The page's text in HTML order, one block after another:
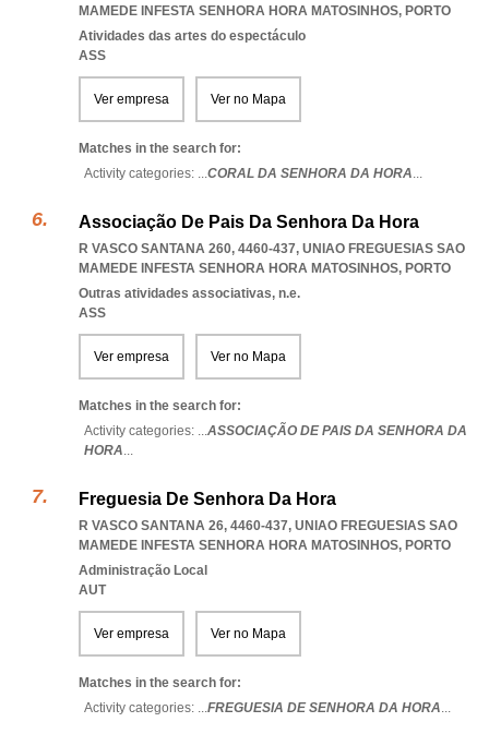
MAMEDE INFESTA SENHORA HORA MATOSINHOS, PORTO
Atividades das artes do espectáculo
ASS
Ver empresa Ver no Mapa
Matches in the search for:
Activity categories: ...CORAL DA SENHORA DA HORA...
Associação De Pais Da Senhora Da Hora
R VASCO SANTANA 260, 4460-437, UNIAO FREGUESIAS SAO
MAMEDE INFESTA SENHORA HORA MATOSINHOS, PORTO
Outras atividades associativas, n.e.
ASS
Ver empresa Ver no Mapa
Matches in the search for:
Activity categories: ...ASSOCIAÇÃO DE PAIS DA SENHORA DA
HORA...
Freguesia De Senhora Da Hora
R VASCO SANTANA 26, 4460-437, UNIAO FREGUESIAS SAO
MAMEDE INFESTA SENHORA HORA MATOSINHOS, PORTO
Administração Local
AUT
Ver empresa Ver no Mapa
Matches in the search for:
Activity categories: ...FREGUESIA DE SENHORA DA HORA...